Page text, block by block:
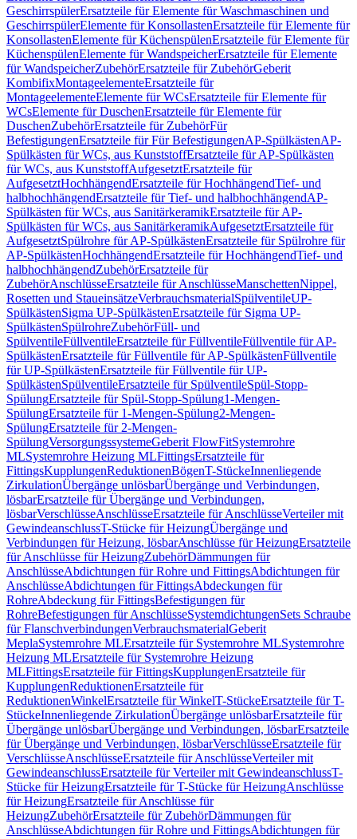
GeschirrspülerErsatzteile für Elemente für Waschmaschinen und
GeschirrspülerElemente für KonsollastenErsatzteile für Elemente für
KonsollastenElemente für KüchenspülenErsatzteile für Elemente für
KüchenspülenElemente für WandspeicherErsatzteile für Elemente
für WandspeicherZubehörErsatzteile für ZubehörGeberit
KombifixMontageelementeErsatzteile für
MontageelementeElemente für WCsErsatzteile für Elemente für
WCsElemente für DuschenErsatzteile für Elemente für
DuschenZubehörErsatzteile für ZubehörFür
BefestigungenErsatzteile für Für BefestigungenAP-SpülkästenAP-
Spülkästen für WCs, aus KunststoffErsatzteile für AP-Spülkästen
für WCs, aus KunststoffAufgesetztErsatzteile für
AufgesetztHochhängendErsatzteile für HochhängendTief- und
halbhochhängendErsatzteile für Tief- und halbhochhängendAP-
Spülkästen für WCs, aus SanitärkeramikErsatzteile für AP-
Spülkästen für WCs, aus SanitärkeramikAufgesetztErsatzteile für
AufgesetztSpülrohre für AP-SpülkästenErsatzteile für Spülrohre für
AP-SpülkästenHochhängendErsatzteile für HochhängendTief- und
halbhochhängendZubehörErsatzteile für
ZubehörAnschlüsseErsatzteile für AnschlüsseManschettenNippel,
Rosetten und StaueinsätzeVerbrauchsmaterialSpülventileUP-
SpülkästenSigma UP-SpülkästenErsatzteile für Sigma UP-
SpülkästenSpülrohreZubehörFüll- und
SpülventileFüllventileErsatzteile für FüllventileFüllventile für AP-
SpülkästenErsatzteile für Füllventile für AP-SpülkästenFüllventile
für UP-SpülkästenErsatzteile für Füllventile für UP-
SpülkästenSpülventileErsatzteile für SpülventileSpül-Stopp-
SpülungErsatzteile für Spül-Stopp-Spülung1-Mengen-
SpülungErsatzteile für 1-Mengen-Spülung2-Mengen-
SpülungErsatzteile für 2-Mengen-
SpülungVersorgungssystemeGeberit FlowFitSystemrohre
MLSystemrohre Heizung MLFittingsErsatzteile für
FittingsKupplungenReduktionenBögenT-StückeInnenliegende
ZirkulationÜbergänge unlösbarÜbergänge und Verbindungen,
lösbarErsatzteile für Übergänge und Verbindungen,
lösbarVerschlüsseAnschlüsseErsatzteile für AnschlüsseVerteiler mit
GewindeanschlussT-Stücke für HeizungÜbergänge und
Verbindungen für Heizung, lösbarAnschlüsse für HeizungErsatzteile
für Anschlüsse für HeizungZubehörDämmungen für
AnschlüsseAbdichtungen für Rohre und FittingsAbdichtungen für
AnschlüsseAbdichtungen für FittingsAbdeckungen für
RohreAbdeckung für FittingsBefestigungen für
RohreBefestigungen für AnschlüsseSystemdichtungenSets Schraube
für FlanschverbindungenVerbrauchsmaterialGeberit
MeplaSystemrohre MLErsatzteile für Systemrohre MLSystemrohre
Heizung MLErsatzteile für Systemrohre Heizung
MLFittingsErsatzteile für FittingsKupplungenErsatzteile für
KupplungenReduktionenErsatzteile für
ReduktionenWinkelErsatzteile für WinkelT-StückeErsatzteile für T-
StückeInnenliegende ZirkulationÜbergänge unlösbarErsatzteile für
Übergänge unlösbarÜbergänge und Verbindungen, lösbarErsatzteile
für Übergänge und Verbindungen, lösbarVerschlüsseErsatzteile für
VerschlüsseAnschlüsseErsatzteile für AnschlüsseVerteiler mit
GewindeanschlussErsatzteile für Verteiler mit GewindeanschlussT-
Stücke für HeizungErsatzteile für T-Stücke für HeizungAnschlüsse
für HeizungErsatzteile für Anschlüsse für
HeizungZubehörErsatzteile für ZubehörDämmungen für
AnschlüsseAbdichtungen für Rohre und FittingsAbdichtungen für